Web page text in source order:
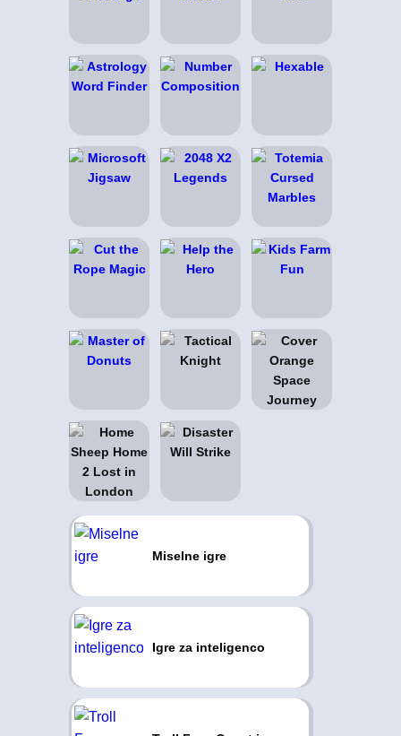
Miselne igre
Igre za inteligenco